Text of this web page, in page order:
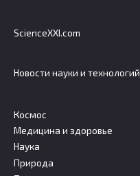
ScienceXXI.com
Новости науки и технологий
Космос
Медицина и здоровье
Наука
Природа